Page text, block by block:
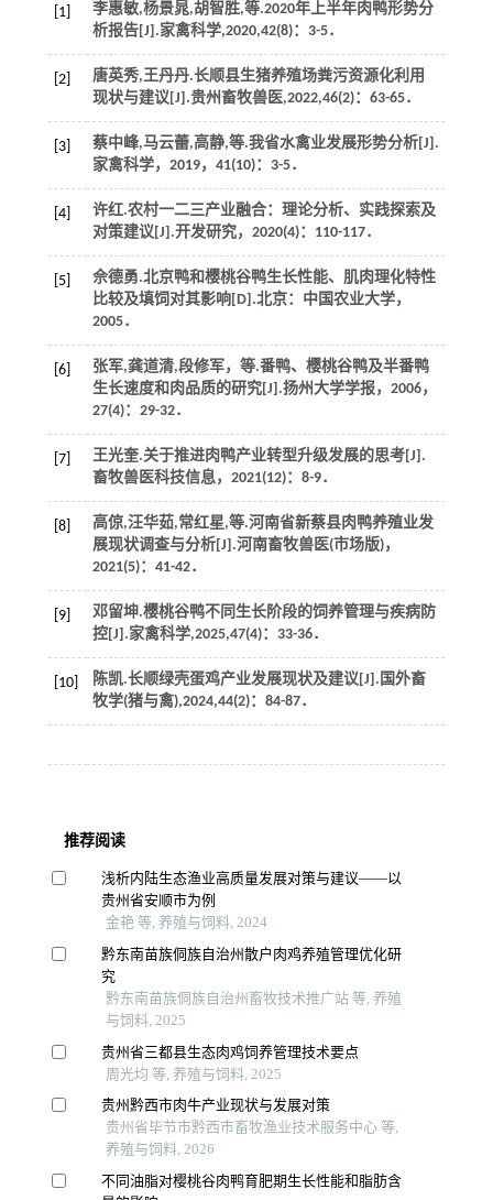
[1] 李惠敏,杨景晁,胡智胜,等.2020年上半年肉鸭形势分
析报告[J].家禽科学,2020,42(8)：3-5．
[2]
唐英秀,王丹丹.长顺县生猪养殖场粪污资源化利用
现状与建议[J].贵州畜牧兽医,2022,46(2)：63-65．
[3] 蔡中峰,马云蕾,高静,等.我省水禽业发展形势分析[J].
家禽科学， 2019， 41(10)：3-5．
[4]
许红.农村一二三产业融合：理论分析、实践探索及
对策建议[J].开发研究， 2020(4)：110-117．
[5]
佘德勇.北京鸭和樱桃谷鸭生长性能、肌肉理化特性
比较及填饲对其影响[D].北京：中国农业大学，
2005．
[6] 张军,龚道清,段修军， 等.番鸭、樱桃谷鸭及半番鸭
生长速度和肉品质的研究[J].扬州大学学报， 2006，
27(4)：29-32．
[7]
王光奎.关于推进肉鸭产业转型升级发展的思考[J].
畜牧兽医科技信息， 2021(12)：8-9．
[8] 高倞,汪华茹,常红星,等.河南省新蔡县肉鸭养殖业发
展现状调查与分析[J].河南畜牧兽医(市场版)，
2021(5)：41-42．
[9]
邓留坤.樱桃谷鸭不同生长阶段的饲养管理与疾病防
控[J].家禽科学,2025,47(4)：33-36．
[10] 陈凯.长顺绿壳蛋鸡产业发展现状及建议[J]. 国外畜
牧学(猪与禽),2024,44(2)：84-87．